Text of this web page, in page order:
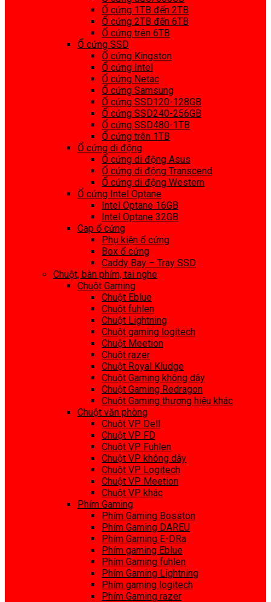
Ổ cứng 1TB đến 2TB
Ổ cứng 2TB đến 6TB
Ổ cứng trên 6TB
Ổ cứng SSD
Ổ cứng Kingston
Ổ cứng Intel
Ổ cứng Netac
Ổ cứng Samsung
Ổ cứng SSD120-128GB
Ổ cứng SSD240-256GB
Ổ cứng SSD480-1TB
Ổ cứng trên 1TB
Ổ cứng di động
Ổ cứng di động Asus
Ổ cứng di động Transcend
Ổ cứng di động Western
Ổ cứng Intel Optane
Intel Optane 16GB
Intel Optane 32GB
Cap ổ cứng
Phụ kiện ổ cứng
Box ổ cứng
Caddy Bay – Tray SSD
Chuột, bàn phím, tai nghe
Chuột Gaming
Chuột Eblue
Chuột fuhlen
Chuột Lightning
Chuột gaming logitech
Chuột Meetion
Chuột razer
Chuột Royal Kludge
Chuột Gaming không dây
Chuột Gaming Redragon
Chuột Gaming thương hiệu khác
Chuột văn phòng
Chuột VP Dell
Chuột VP FD
Chuột VP Fuhlen
Chuột VP không dây
Chuột VP Logitech
Chuột VP Meetion
Chuột VP khác
Phím Gaming
Phím Gaming Bosston
Phím Gaming DAREU
Phím Gaming E-DRa
Phím gaming Eblue
Phím Gaming fuhlen
Phím Gaming Lightning
Phím gaming logitech
Phím Gaming razer